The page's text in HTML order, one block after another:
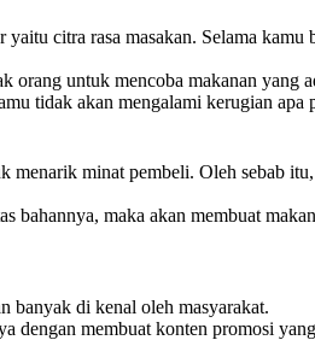
citra rasa masakan. Selama kamu
orang untuk mencoba makanan yang
tidak akan mengalami kerugian
minat pembeli. Oleh sebab
bahannya, maka akan membuat
banyak di kenal oleh masyarakat.
dengan membuat konten promosi